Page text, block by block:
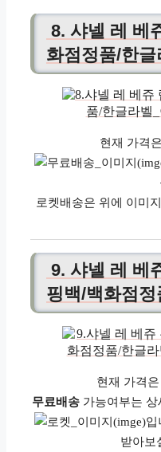
8. 샤넬 레 베
화점정품/한글
현재 가격은
로켓배송은 위에 이미
9. 샤넬 레 베
핑백/백화점정
현재 가격은
무료배송가능여부는 상
받아보